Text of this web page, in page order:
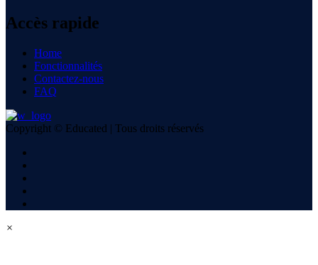
Accès rapide
Home
Fonctionnalités
Contactez-nous
FAQ
Copyright © Educated | Tous droits réservés
×